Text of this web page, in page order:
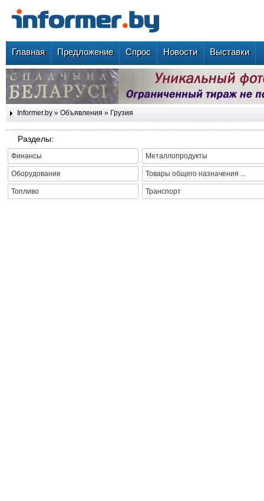
Главная Предложение Спрос Новости Выставки
Informer.by » Объявления » Грузия
Разделы:
Финансы Металлопродукты
Оборудование Товары общего назначения ...
Топливо Транспорт